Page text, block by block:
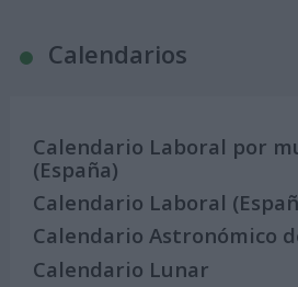
Calendarios
Calendario Laboral por
(España)
Calendario Laboral
Calendario Astronómico
Calendario Lunar